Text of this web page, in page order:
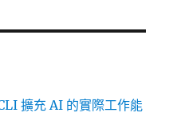
擴充 AI 的實際工作能